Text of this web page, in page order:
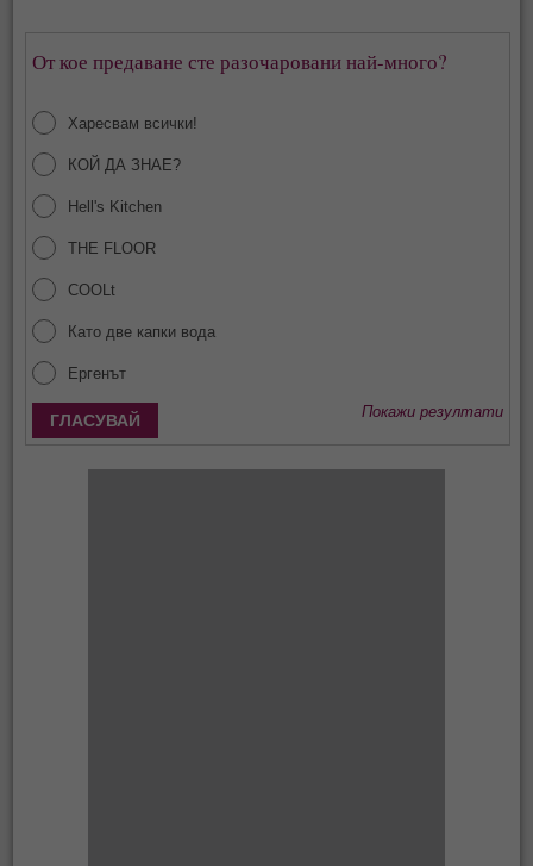
От кое предаване сте разочаровани най-много?
Харесвам всички!
КОЙ ДА ЗНАЕ?
Hell's Kitchen
THE FLOOR
COOLt
Като две капки вода
Ергенът
Покажи резултати